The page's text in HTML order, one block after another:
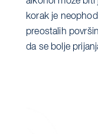
korak je
preostalih
da se bolje